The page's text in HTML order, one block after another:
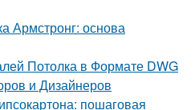
Армстронг: основа
Потолка в Формате DWG
и Дизайнеров
пошаговая